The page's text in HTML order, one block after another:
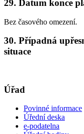
29. Datum konce
Bez časového omezení.
30. Případná
situace
Úřad
Povinné informace
Úřední deska
e-podatelna